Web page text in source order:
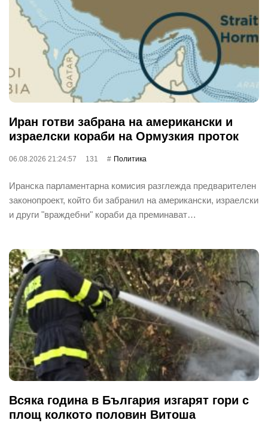
Иран готви забрана на американски и
израелски кораби на Ормузкия проток
06.08.2026 21:24:57 131 Политика
Иранска парламентарна комисия разглежда предварителен
законопроект, който би забранил на американски, израелски
и други "враждебни" кораби да преминават…
Всяка година в България изгарят гори с
площ колкото половин Витоша